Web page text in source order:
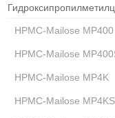
HPMC-Mailose MP400
HPMC-Mailose
HPMC-Mailose MP4K
HPMC-Mailose MP4KS